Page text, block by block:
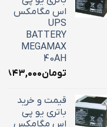
اس مگامکس
UPS
BATTERY
MEGAMAX
40AH
تومان
قیمت و خرید
باتری یو پی
اس مگامکس